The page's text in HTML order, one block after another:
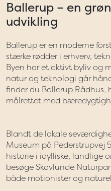
Ballerup – en
udvikling
Ballerup er en moderne
stærke rødder i erhverv,
Byen har et aktivt byliv og
natur og teknologi går
finder du Ballerup Rådhus,
målrettet med
Blandt de lokale
Museum på Pederstrupvej
historie i idylliske, landlige
besøge Skovlunde
både motionister og